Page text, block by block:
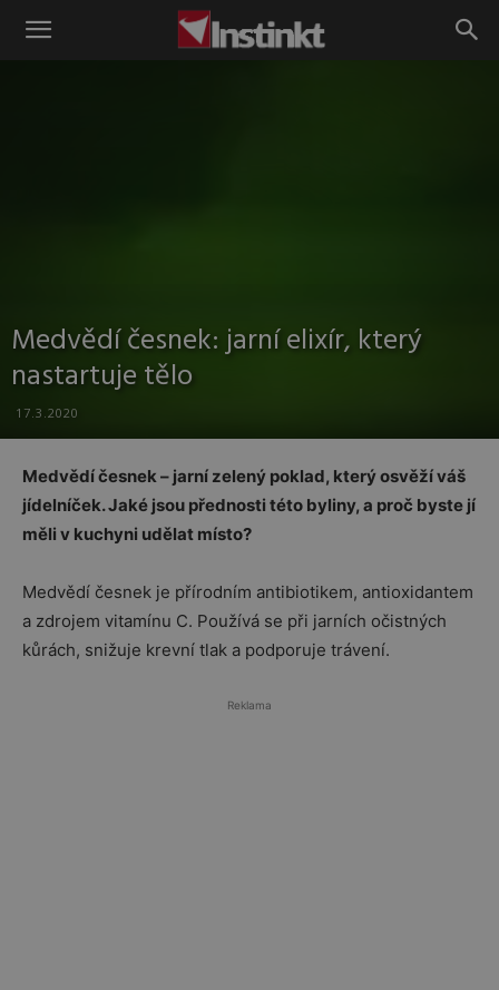
Instinkt
Medvědí česnek: jarní elixír, který
nastartuje tělo
17.3.2020
Medvědí česnek – jarní zelený poklad, který osvěží váš
jídelníček. Jaké jsou přednosti této byliny, a proč byste jí
měli v kuchyni udělat místo?
Medvědí česnek je přírodním antibiotikem, antioxidantem
a zdrojem vitamínu C. Používá se při jarních očistných
kůrách, snižuje krevní tlak a podporuje trávení.
Reklama